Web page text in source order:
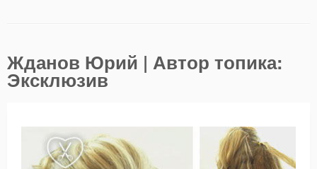
Жданов Юрий | Автор топика:
Эксклюзив